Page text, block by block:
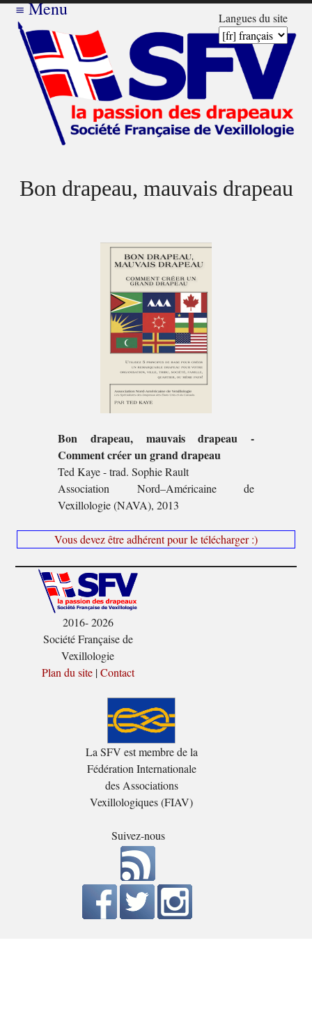
Langues du site
≡Menu
Bon drapeau, mauvais drapeau
Bon drapeau, mauvais drapeau -
Comment créer un grand drapeau
Ted Kaye - trad. Sophie Rault
Association Nord–Américaine de
Vexillologie (NAVA), 2013
Vous devez être adhérent pour le télécharger :)
2016- 2026
Société Française de
Vexillologie
Plan du site|Contact
La SFV est membre de la
Fédération Internationale
des Associations
Vexillologiques (FIAV)
Suivez-nous